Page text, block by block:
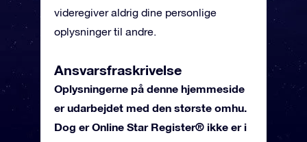
videregiver aldrig dine personlige
oplysninger til andre.
Ansvarsfraskrivelse
Oplysningerne på denne hjemmeside
er udarbejdet med den største omhu.
Dog er Online Star Register® ikke er i